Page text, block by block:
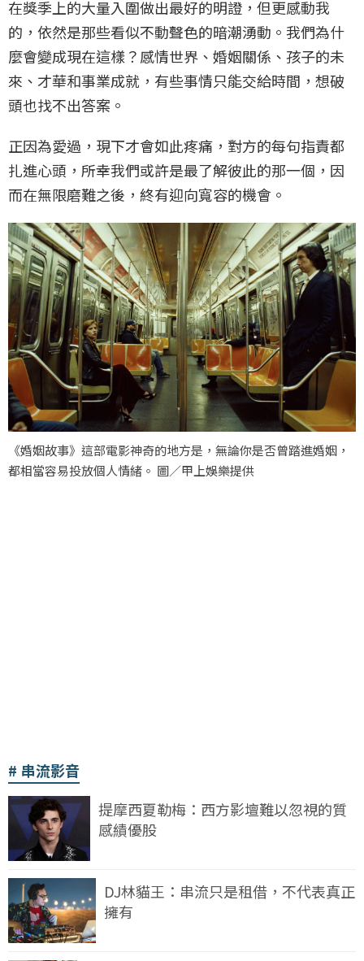
在獎季上的大量入圍做出最好的明證，但更感動我
的，依然是那些看似不動聲色的暗潮湧動。我們為什
麼會變成現在這樣？感情世界、婚姻關係、孩子的未
來、才華和事業成就，有些事情只能交給時間，想破
頭也找不出答案。
正因為愛過，現下才會如此疼痛，對方的每句指責都
扎進心頭，所幸我們或許是最了解彼此的那一個，因
而在無限磨難之後，終有迎向寬容的機會。
《婚姻故事》這部電影神奇的地方是，無論你是否曾踏進婚姻，
都相當容易投放個人情緒。 圖／甲上娛樂提供
串流影音
提摩西夏勒梅：西方影壇難以忽視的質
感績優股
DJ林貓王：串流只是租借，不代表真正
擁有